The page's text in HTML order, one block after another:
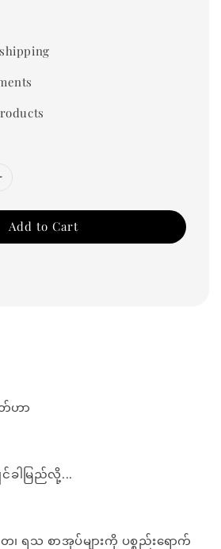
Add to Cart
ဟာ
ခါမြည်လို့...
ရသ စာအုပ်များကို ပစ္စည်းရောက်